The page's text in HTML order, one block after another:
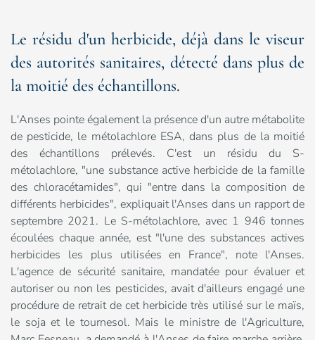
Le résidu d'un herbicide, déjà dans le viseur
des autorités sanitaires, détecté dans plus de
la moitié des échantillons.
L'Anses pointe également la présence d'un autre métabolite
de pesticide, le métolachlore ESA, dans plus de la moitié
des échantillons prélevés. C'est un résidu du S-
métolachlore, "une substance active herbicide de la famille
des chloracétamides", qui "entre dans la composition de
différents herbicides", expliquait l'Anses dans un rapport de
septembre 2021. Le S-métolachlore, avec 1 946 tonnes
écoulées chaque année, est "l'une des substances actives
herbicides les plus utilisées en France", note l'Anses.
L'agence de sécurité sanitaire, mandatée pour évaluer et
autoriser ou non les pesticides, avait d'ailleurs engagé une
procédure de retrait de cet herbicide très utilisé sur le maïs,
le soja et le tournesol. Mais le ministre de l'Agriculture,